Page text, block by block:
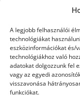
A legjobb felhasználói
technológiákat
eszközinformációkat és/
technológiákhoz való
adatokat dolgozzunk fel
vagy az egyedi
visszavonása
funkciókat.
Ingatlan
Művészetek és
Múzeumok
Szolgáltatás